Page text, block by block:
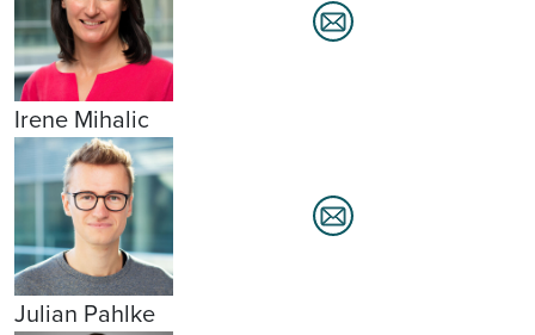
Irene Mihalic
Julian Pahlke